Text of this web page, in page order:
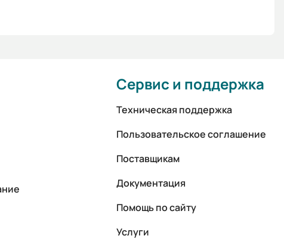
Сервис и поддержка
Техническая поддержка
Пользовательское соглашение
Поставщикам
Документация
Помощь по сайту
Услуги